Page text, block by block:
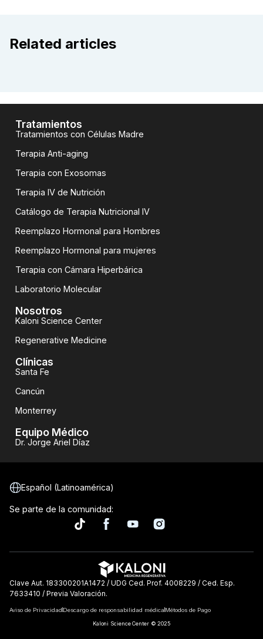
Related articles
Tratamientos
Tratamientos con Células Madre
Terapia Anti-aging
Terapia con Exosomas
Terapia IV de Nutrición
Catálogo de Terapia Nutricional IV
Reemplazo Hormonal para Hombres
Reemplazo Hormonal para mujeres
Terapia con Cámara Hiperbárica
Laboratorio Molecular
Nosotros
Kaloni Science Center
Regenerative Medicine
Clínicas
Santa Fe
Cancún
Monterrey
Equipo Médico
Dr. Jorge Ariel Díaz
Español (Latinoamérica)
Se parte de la comunidad:
Clave Aut. 183300201A1472 / UDG Ced. Prof. 4008229 / Ced. Esp.
7633410 / Previa Valoración.
Aviso de Privacidad Descargo de responsabilidad médica Métodos de Pago
Kaloni Science Center© 2025